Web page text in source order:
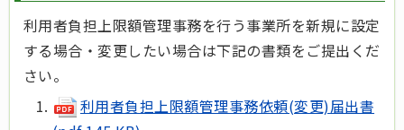
利用者負担上限額管理事務を行う事業所を新規に設定
する場合・変更したい場合は下記の書類をご提出くだ
さい。
利用者負担上限額管理事務依頼(変更)届出書